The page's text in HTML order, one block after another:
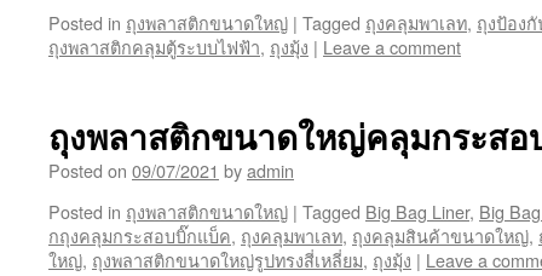
Posted in ถุงพลาสติกขนาดใหญ่ | Tagged ถุงคลุมพาเลท, ถุงป้อง
ถุงพลาสติกคลุมตู้ระบบไฟฟ้า, ถุงมุ้ง | Leave a comment
ถุงพลาสติกขนาดใหญ่คลุมกระส
Posted on 09/07/2021 byadmin
Posted in ถุงพลาสติกขนาดใหญ่ | Tagged Big Bag Liner, Big
กถุงคลุมกระสอบบิ๊กแบ็ค, ถุงคลุมพาเลท, ถุงคลุมสินค้าขนาดใหญ่,
ใหญ่, ถุงพลาสติกขนาดใหญ่รูปทรงสี่เหลี่ยม, ถุงมุ้ง | Leave a